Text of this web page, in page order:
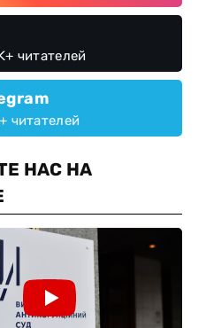
читателей
читателей
НАС НА